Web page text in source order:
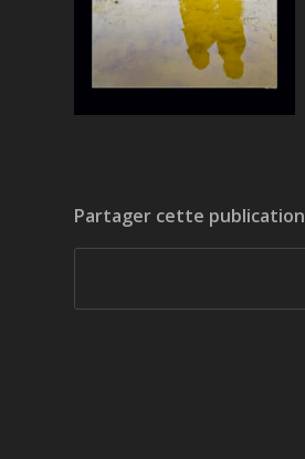
Partager cette publication